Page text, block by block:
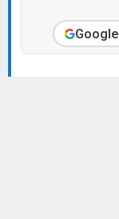
Google